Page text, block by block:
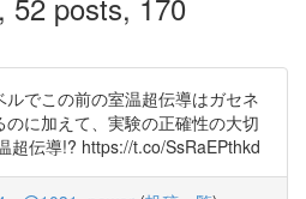
でこの前の室温超伝導はガセネ
に加えて、実験の正確性の大切
超伝導!? https://t.co/SsRaEPthkd